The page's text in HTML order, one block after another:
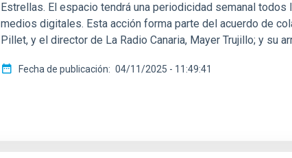
Estrellas. El espacio tendrá una periodicidad semanal
medios digitales. Esta acción forma parte del acuerdo de
Pillet, y el director de La Radio Canaria, Mayer Trujillo; y su
Fecha de publicación 04/11/2025 - 11:49:41